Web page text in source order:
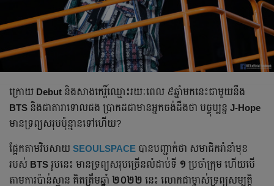
ក្រោយ Debut និងសាងកេរ្តិ៍ឈ្មោះរយៈពេល ៩​ឆ្នាំមកនេះ​ជាមួយនឹង
BTS និងជាតារាទោលផង ប្រាកដជា​មានអ្នកចង់ដឹងថា បច្ចុប្បន្ន J-Hope
មានទ្រព្យសរុបប៉ុន្មានទៅហើយ?
ផ្អែក​តាម​វិបសាយ SEOULSPACE បាន​បញ្ជាក់ថា​ សមាជិករាំនាំមុខ
របស់ BTS រូបនេះ​ មាន​ទ្រព្យសរុបច្រើនលំដាប់ទី ១ ប្រចាំក្រុម ហើយបើ
តាមការប៉ាន់ស្មាន គិតត្រឹមឆ្នាំ ២០២២ នេះ លោកជាម្ចាស់ទ្រព្យសម្បត្តិ